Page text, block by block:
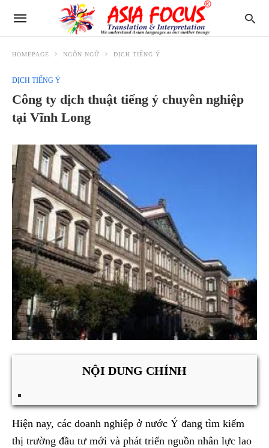
HOMEPAGE NGÔN NGỮ DỊCH TIẾNG Ý
DỊCH TIẾNG Ý
Công ty dịch thuật tiếng ý chuyên nghiệp
tại Vĩnh Long
NỘI DUNG CHÍNH
Hiện nay, các doanh nghiệp ở nước Ý đang tìm kiếm
thị trường đầu tư mới và phát triển nguồn nhân lực lao